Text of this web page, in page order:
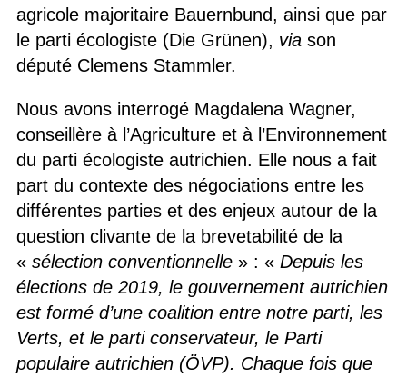
agricole majoritaire Bauernbund, ainsi que par
le parti écologiste (Die Grünen), viason
député Clemens Stammler.
Nous avons interrogé Magdalena Wagner,
conseillère à l’Agriculture et à l’Environnement
du parti écologiste autrichien. Elle nous a fait
part du contexte des négociations entre les
différentes parties et des enjeux autour de la
question clivante de la brevetabilité de la
« sélection conventionnelle» : « Depuis les
élections de 2019, le gouvernement autrichien
est formé d’une coalition entre notre parti, les
Verts, et le parti conservateur, le Parti
populaire autrichien (ÖVP). Chaque fois que